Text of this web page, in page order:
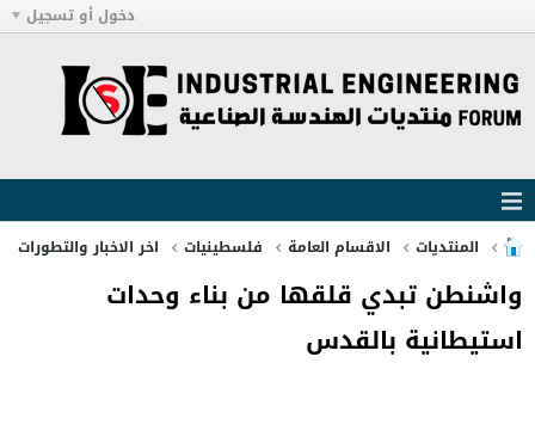
دخول أو تسجيل
المنتديات الاقسام العامة فلسطينيات اخر الاخبار والتطورات
واشنطن تبدي قلقها من بناء وحدات
استيطانية بالقدس